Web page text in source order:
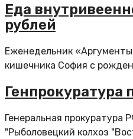
Еда
рублей
Еженедельник
кишечника София с
Генпрокуратура
Генеральная
"Рыболовецкий колхоз